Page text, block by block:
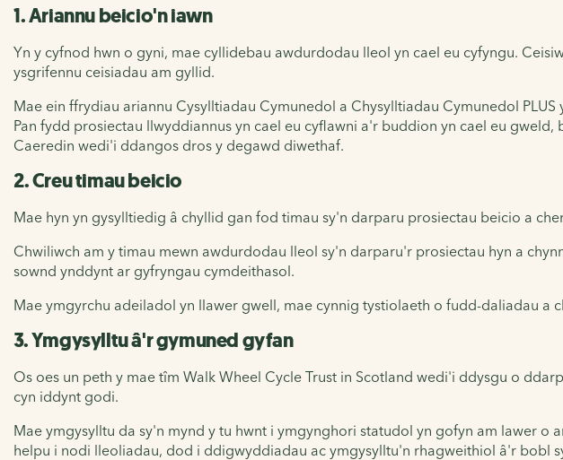
1. Ariannu beicio'n iawn
Yn y cyfnod hwn o gyni, mae cyllidebau awdurdodau lleol yn cael eu cyfyngu.
ysgrifennu ceisiadau am gyllid.
Mae ein ffrydiau ariannu Cysylltiadau Cymunedol a Chysylltiadau Cymunedol
Pan fydd prosiectau llwyddiannus yn cael eu cyflawni a'r buddion yn cael eu
Caeredin wedi'i ddangos dros y degawd diwethaf.
2. Creu timau beicio
Mae hyn yn gysylltiedig â chyllid gan fod timau sy'n darparu prosiectau beicio a
Chwiliwch am y timau mewn awdurdodau lleol sy'n darparu'r prosiectau hyn a
sownd ynddynt ar gyfryngau cymdeithasol.
Mae ymgyrchu adeiladol yn llawer gwell, mae cynnig tystiolaeth o fudd-daliadau
3. Ymgysylltu â'r gymuned gyfan
Os oes un peth y mae tîm Walk Wheel Cycle Trust in Scotland wedi'i ddysgu o
cyn iddynt godi.
Mae ymgysylltu da sy'n mynd y tu hwnt i ymgynghori statudol yn gofyn am lawer
helpu i nodi lleoliadau, dod i ddigwyddiadau ac ymgysylltu'n rhagweithiol â'r bobl